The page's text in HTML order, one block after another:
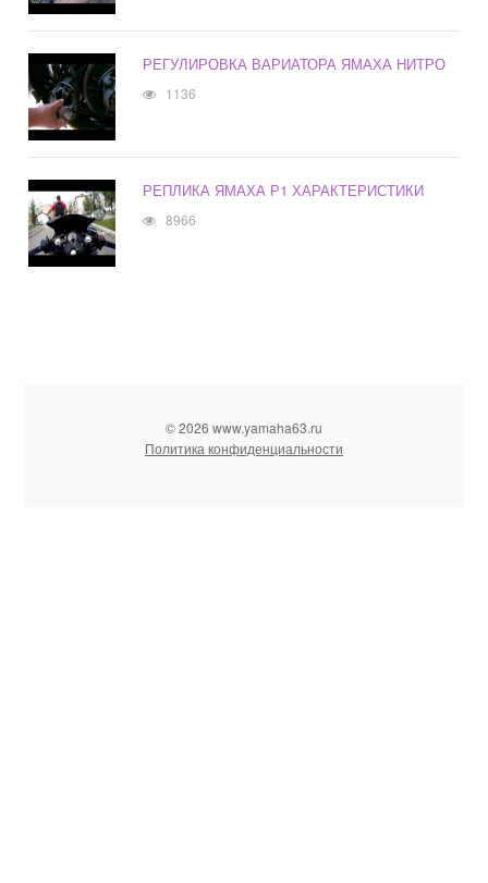
РЕГУЛИРОВКА ВАРИАТОРА ЯМАХА НИТРО
1136
РЕПЛИКА ЯМАХА Р1 ХАРАКТЕРИСТИКИ
8966
© 2026 www.yamaha63.ru
Политика конфиденциальности